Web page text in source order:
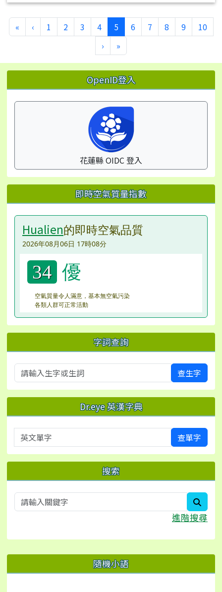
«第一頁
‹上一頁
1 2 3 4 5(目前頁次)
6 7 8 9
10
›下一頁
»最後頁
左邊區域內容 OpenID登入
花蓮縣 OIDC 登入
即時空氣質量指數
Hualien的即時空氣品質
2026年08月06日 17時08分
34 優
空氣質量令人滿意，基本無空氣污染
各類人群可正常活動
字詞查詢
查生字
Dr.eye 英漢字典
英文單字 查單字
搜索
進階搜尋
右邊區域內容 隨機小語